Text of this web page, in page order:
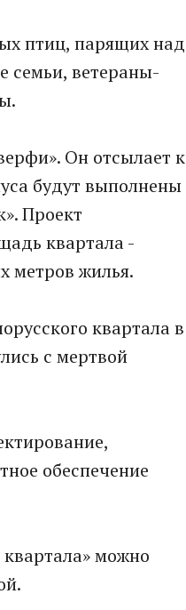
птиц, парящих над
семьи, ветераны-
Он отсылает к
будут выполнены
Проект
квартала -
метров жилья.
квартала в
с мертвой
обеспечение
квартала» можно